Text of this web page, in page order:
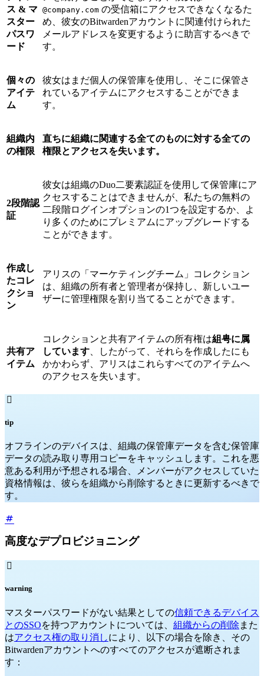
ス & マ
スター
パスワ
ード
@company.com の受信箱にアクセスできなくなるた
め、彼女のBitwardenアカウントに関連付けられた
メールアドレスを変更するように助言するべきで
す。
個々の
アイテ
ム
彼女はまだ個人の保管庫を使用し、そこに保管さ
れているアイテムにアクセスすることができま
す。
組織内
の権限
直ちに組織に関連する全てのものに対する全ての
権限とアクセスを失います。
2段階認
証
彼女は組織のDuo二要素認証を使用して保管庫にア
クセスすることはできませんが、私たちの無料の
二段階ログインオプションの1つを設定するか、よ
り多くのためにプレミアムにアップグレードする
ことができます。
作成し
たコレ
クショ
ン
アリスの「マーケティングチーム」コレクション
は、組織の所有者と管理者が保持し、新しいユー
ザーに管理権限を割り当てることができます。
共有ア
イテム
コレクションと共有アイテムの所有権は組甹に属
しています 、したがって、それらを作成したにも
かかわらず、アリスはこれらすべてのアイテムへ
のアクセスを失います。

tip
オフラインのデバイスは、組織の保管庫データを含む保管庫
データの読み取り専用コピーをキャッシュします。これを悪
意ある利用が予想される場合、メンバーがアクセスしていた
資格情報は、彼らを組織から削除するときに更新するべきで
す。
高度なデプロビジョニング

warning
マスターパスワードがない結果としての信頼できるデバイス
とのSSOを持つアカウントについては、 組織からの削除 また
はアクセス権の取り消しにより、以下の場合を除き、その
Bitwardenアカウントへのすべてのアクセスが遮断されま
す：